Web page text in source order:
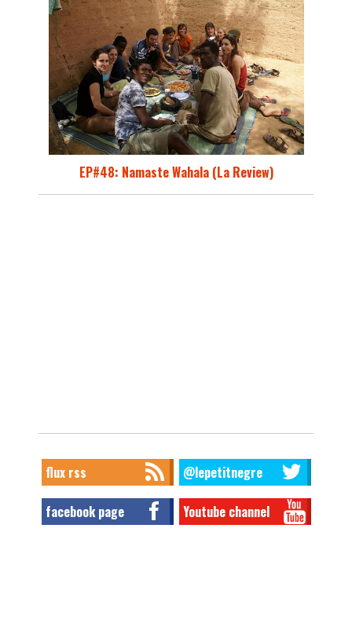
EP#48: Namaste Wahala (La Review)
flux rss @lepetitnegre
facebook page Youtube channel